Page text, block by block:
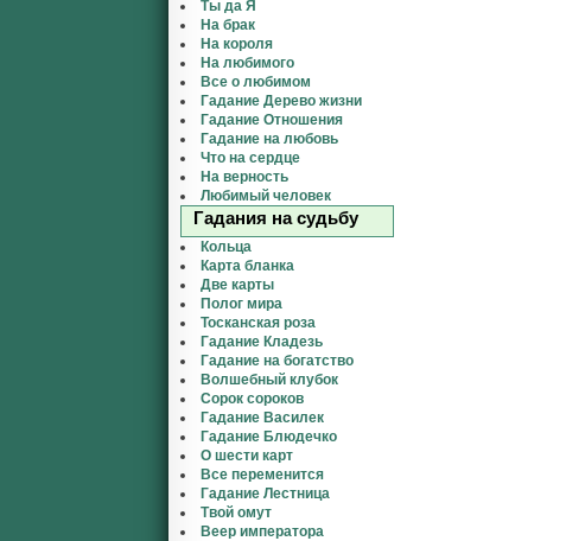
Ты да Я
На брак
На короля
На любимого
Все о любимом
Гадание Дерево жизни
Гадание Отношения
Гадание на любовь
Что на сердце
На верность
Любимый человек
Гадания на судьбу
Кольца
Карта бланка
Две карты
Полог мира
Тосканская роза
Гадание Кладезь
Гадание на богатство
Волшебный клубок
Сорок сороков
Гадание Василек
Гадание Блюдечко
О шести карт
Все переменится
Гадание Лестница
Твой омут
Веер императора